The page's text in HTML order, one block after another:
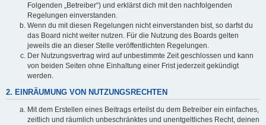
Folgenden „Betreiber“) und erklärst dich mit den nachfolgenden
Regelungen einverstanden.
Wenn du mit diesen Regelungen nicht einverstanden bist, so darfst du
das Board nicht weiter nutzen. Für die Nutzung des Boards gelten
jeweils die an dieser Stelle veröffentlichten Regelungen.
Der Nutzungsvertrag wird auf unbestimmte Zeit geschlossen und kann
von beiden Seiten ohne Einhaltung einer Frist jederzeit gekündigt
werden.
2. EINRÄUMUNG VON NUTZUNGSRECHTEN
Mit dem Erstellen eines Beitrags erteilst du dem Betreiber ein einfaches,
zeitlich und räumlich unbeschränktes und unentgeltliches Recht, deinen